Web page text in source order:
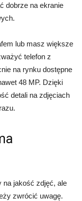
dobrze na ekranie
lub masz większe
telefon z
na rynku dostępne
48 MP. Dzięki
detali na zdjęciach
na jakość zdjęć, ale
zwrócić uwagę.